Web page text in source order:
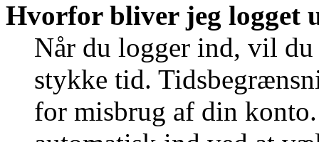
Hvorfor bliver jeg logget
Når du logger ind, vil
stykke tid.
for misbrug af din